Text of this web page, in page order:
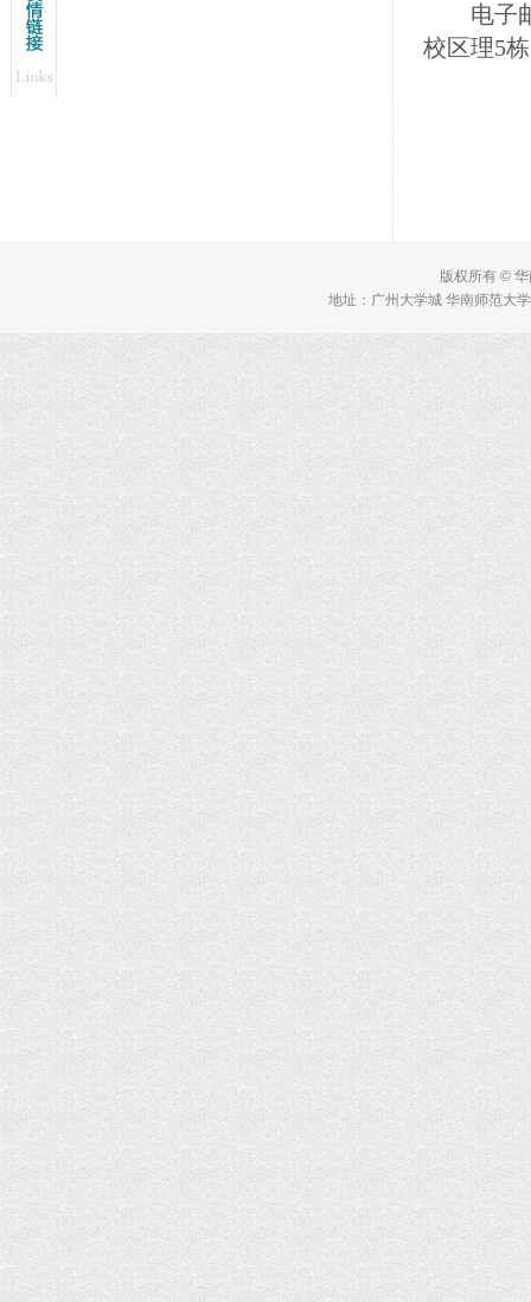
电子
校区理5
版权所有 ©
地址：广州大学城 华南师范大